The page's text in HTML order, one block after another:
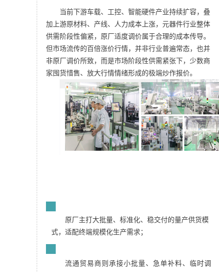
当前下游车载、工控、智能硬件产业持续扩容，叠
加上游原材料、产线、人力成本上涨，元器件行业整体
供需阶段性偏紧，原厂适度调价属于合理的成本传导。
但市场流传的百倍涨价行情，并非行业普遍常态，也并
非原厂调价所致，而是市场阶段性供需紧张下，少数商
家囤货惜售、放大行情情绪形成的极端炒作报价。
原厂主打大批量、标准化、稳交付的量产供货模
式，适配终端规模化生产需求；
流通贸易商则承接小批量、急单补料、临时调